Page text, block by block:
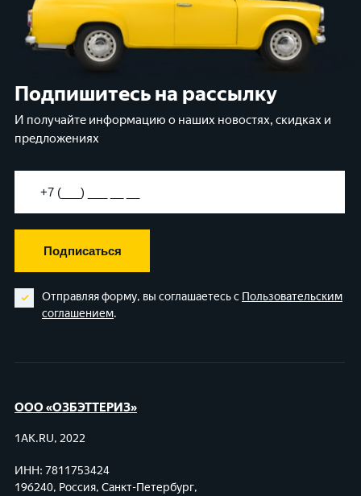
Подпишитесь на рассылку
И получайте информацию о наших новостях, скидках и
предложениях
Подписаться
Отправляя форму, вы соглашаетесь с Пользовательским
соглашением.
ООО «ОЗБЭТТЕРИЗ»
1AK.RU, 2022
ИНН: 7811753424
196240, Россия, Санкт-Петербург,